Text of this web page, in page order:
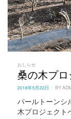
おしらせ
桑の木プロ
POSTED
2018年5月22日 BY
パールトーンシ
木プロジェクト